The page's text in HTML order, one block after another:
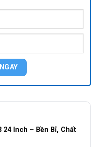
Inch – Bền Bỉ, Chất